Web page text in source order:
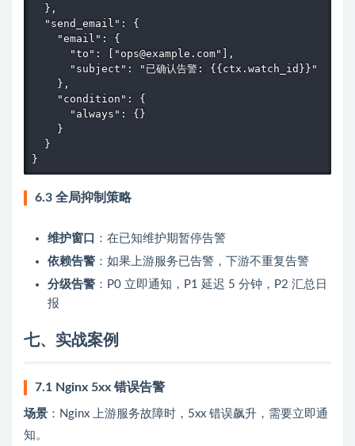
  },
  "send_email": {
    "email": {
      "to": ["ops@example.com"],
      "subject": "已确认告警: {{ctx.watch_id}}"
    },
    "condition": {
      "always": {}
    }
  }
}
6.3 全局抑制策略
维护窗口 ：在已知维护期暂停告警
依赖告警 ：如果上游服务已告警，下游不重复告警
分级告警 ：P0 立即通知，P1 延迟 5 分钟，P2 汇总日
报
七、实战案例
7.1 Nginx 5xx 错误告警
场景 ：Nginx 上游服务故障时，5xx 错误飙升，需要立即通
知。